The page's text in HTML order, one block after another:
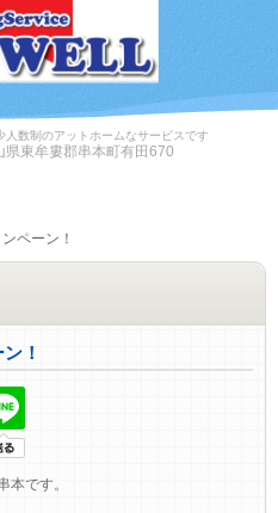
数制のアットホームなサービスです
県東牟婁郡串本町有田670
ペーン！
！
本です。